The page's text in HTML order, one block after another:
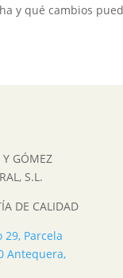
y qué cambios
Y GÓMEZ
S.L.
DE CALIDAD
29, Parcela
Antequera,